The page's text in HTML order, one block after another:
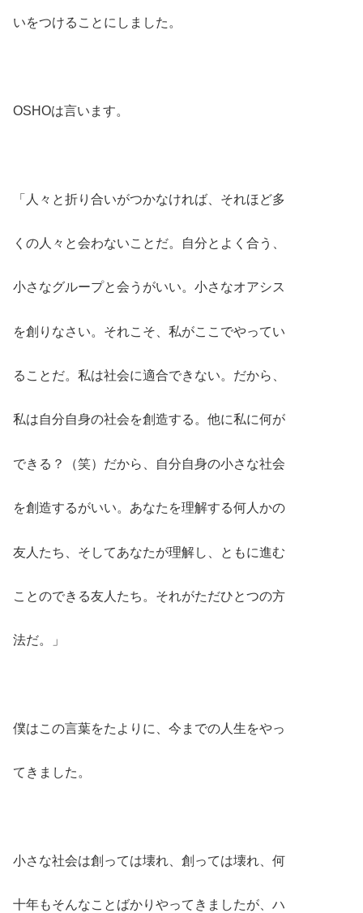
いをつけることにしました。
OSHOは言います。
「人々と折り合いがつかなければ、それほど多
くの人々と会わないことだ。自分とよく合う、
小さなグループと会うがいい。小さなオアシス
を創りなさい。それこそ、私がここでやってい
ることだ。私は社会に適合できない。だから、
私は自分自身の社会を創造する。他に私に何が
できる？（笑）だから、自分自身の小さな社会
を創造するがいい。あなたを理解する何人かの
友人たち、そしてあなたが理解し、ともに進む
ことのできる友人たち。それがただひとつの方
法だ。」
僕はこの言葉をたよりに、今までの人生をやっ
てきました。
小さな社会は創っては壊れ、創っては壊れ、何
十年もそんなことばかりやってきましたが、ハ